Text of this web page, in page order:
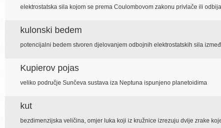
elektrostatska sila kojom se prema Coulombovom zakonu privlače ili
kulonski bedem
potencijalni bedem stvoren djelovanjem odbojnih elektrostatskih sila
Kupierov pojas
veliko područje Sunčeva sustava iza Neptuna ispunjeno planetoidima
kut
bezdimenzijska veličina, omjer luka koji iz kružnice izrezuju dvije zrake